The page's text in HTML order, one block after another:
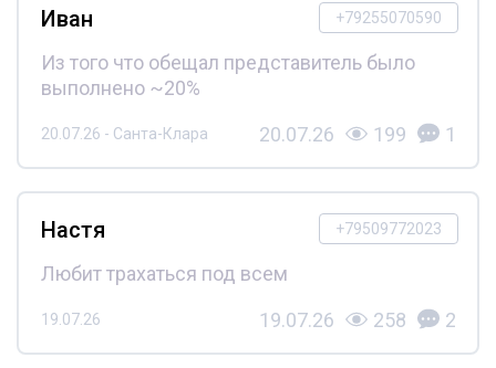
+79255070590
Иван
Из того что обещал представитель было
выполнено ~20%
20.07.26 - Санта-Клара 20.07.26 199 1
+79509772023
Настя
Любит трахаться под всем
19.07.26 19.07.26 258 2